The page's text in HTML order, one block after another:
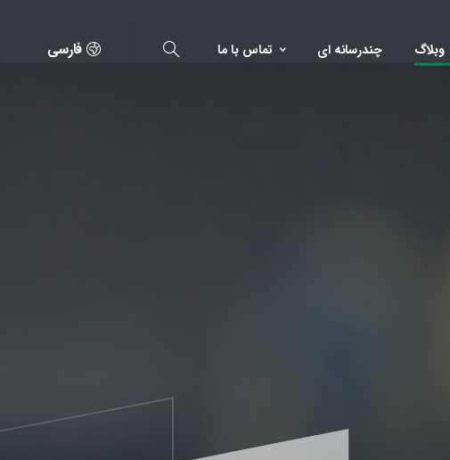
وبلاگ چندرسانه ای تماس با ما فارسی